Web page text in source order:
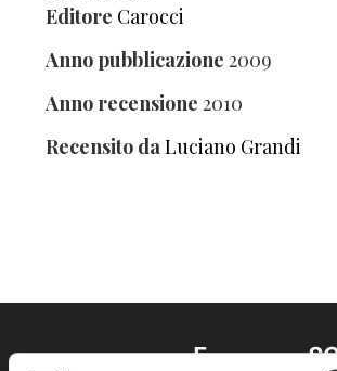
Editore Carocci
Anno pubblicazione 2009
Anno recensione 2010
Recensito daLuciano Grandi